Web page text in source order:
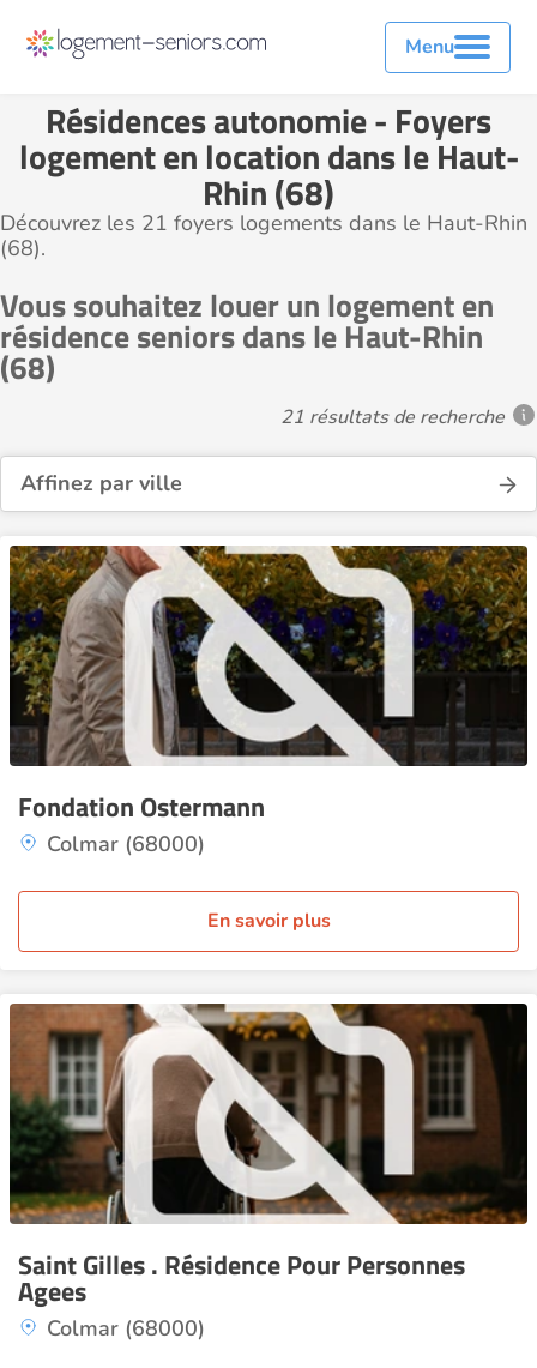
Menu
Résidences autonomie - Foyers
logement en location dans le Haut-
Rhin (68)
Découvrez les 21 foyers logements dans le Haut-Rhin
(68).
Vous souhaitez louer un logement en
résidence seniors dans le Haut-Rhin
(68)
21 résultats de recherche
Affinez par ville
Fondation Ostermann
Colmar (68000)
En savoir plus
Saint Gilles . Résidence Pour Personnes
Agees
Colmar (68000)